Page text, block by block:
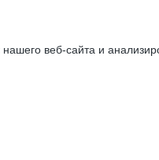
веб-сайта и